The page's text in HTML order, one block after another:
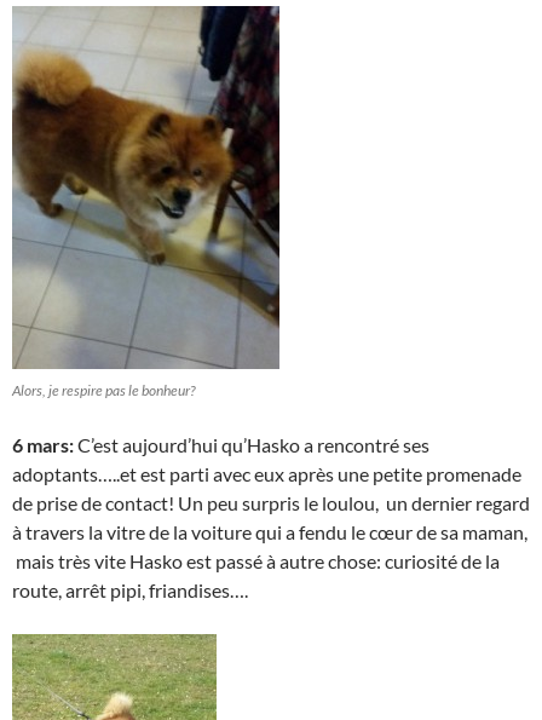
Alors, je respire pas le bonheur?
6 mars:C’est aujourd’hui qu’Hasko a rencontré ses
adoptants…..et est parti avec eux après une petite promenade
de prise de contact! Un peu surpris le loulou, un dernier regard
à travers la vitre de la voiture qui a fendu le cœur de sa maman,
mais très vite Hasko est passé à autre chose: curiosité de la
route, arrêt pipi, friandises….